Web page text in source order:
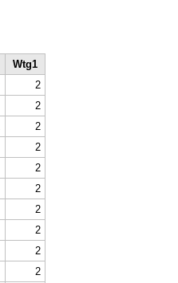
Wtg1
2
2
2
2
2
2
2
2
2
2